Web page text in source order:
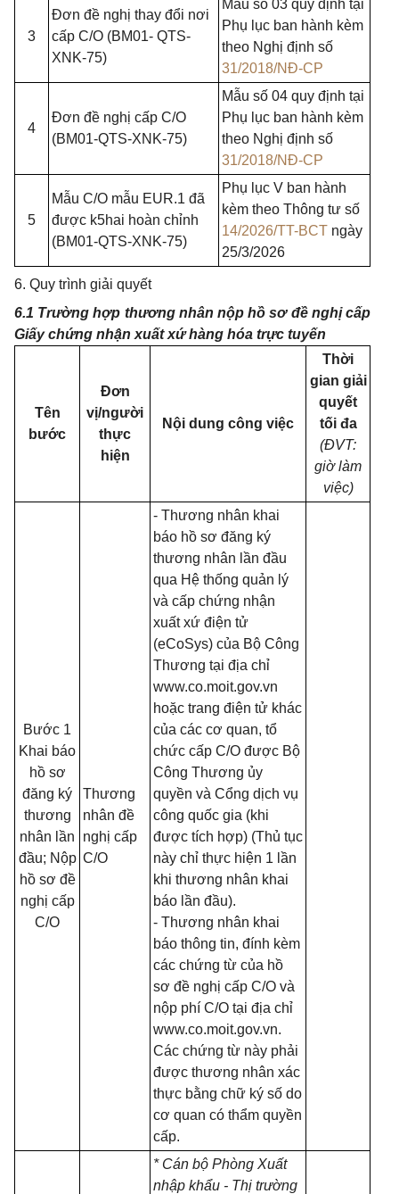
3
Đơn đề nghị thay đổi nơi
cấp C/O (BM01- QTS-
XNK-75)
Mẫu số 03 quy định tại
Phụ lục ban hành kèm
theo Nghị định số
31/2018/NĐ-CP
4
Đơn đề nghị cấp C/O
(BM01-QTS-XNK-75)
Mẫu số 04 quy định tại
Phụ lục ban hành kèm
theo Nghị định số
31/2018/NĐ-CP
5
Mẫu C/O mẫu EUR.1 đã
được k5hai hoàn chỉnh
(BM01-QTS-XNK-75)
Phụ lục V ban hành
kèm theo Thông tư số
14/2026/TT-BCT ngày
25/3/2026
6. Quy trình giải quyết
6.1 Trường hợp thương nhân nộp hồ sơ đề nghị cấp
Giấy chứng nhận xuất xứ hàng hóa trực tuyến
Tên
bước
Đơn
vị/người
thực
hiện
Nội dung công việc
Thời
gian giải
quyết
tối đa
(ĐVT:
giờ làm
việc)
Bước 1
Khai báo
hồ sơ
đăng ký
thương
nhân lần
đầu; Nộp
hồ sơ đề
nghị cấp
C/O
Thương
nhân đề
nghị cấp
C/O
- Thương nhân khai
báo hồ sơ đăng ký
thương nhân lần đầu
qua Hệ thống quản lý
và cấp chứng nhận
xuất xứ điện tử
(eCoSys) của Bộ Công
Thương tại địa chỉ
www.co.moit.gov.vn
hoặc trang điện tử khác
của các cơ quan, tổ
chức cấp C/O được Bộ
Công Thương ủy
quyền và Cổng dịch vụ
công quốc gia (khi
được tích hợp) (Thủ tục
này chỉ thực hiện 1 lần
khi thương nhân khai
báo lần đầu).
- Thương nhân khai
báo thông tin, đính kèm
các chứng từ của hồ
sơ đề nghị cấp C/O và
nộp phí C/O tại địa chỉ
www.co.moit.gov.vn.
Các chứng từ này phải
được thương nhân xác
thực bằng chữ ký số do
cơ quan có thẩm quyền
cấp.
* Cán bộ Phòng Xuất
nhập khẩu - Thị trường